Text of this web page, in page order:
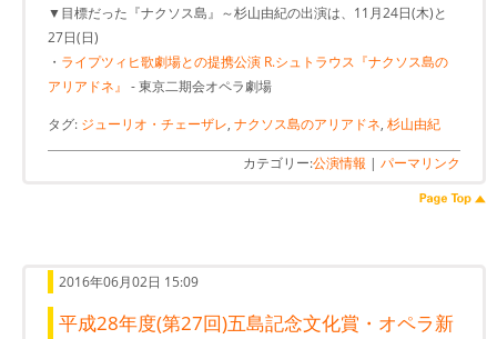
▼目標だった『ナクソス島』～杉山由紀の出演は、11月24日(木)と
27日(日)
・ ライプツィヒ歌劇場との提携公演 R.シュトラウス『ナクソス島の
アリアドネ』 - 東京二期会オペラ劇場
タグ: ジューリオ・チェーザレ, ナクソス島のアリアドネ, 杉山由紀
カテゴリー:公演情報 | パーマリンク
2016年06月02日 15:09
平成28年度(第27回)五島記念文化賞・オペラ新